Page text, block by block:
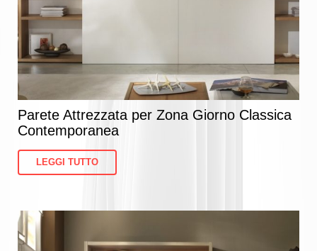
Parete Attrezzata per Zona Giorno Classica
Contemporanea
LEGGI TUTTO